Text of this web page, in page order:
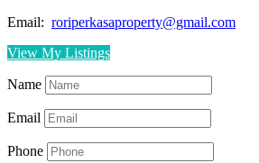
Email: roriperkasaproperty@gmail.com
View My Listings
Name
Email
Phone